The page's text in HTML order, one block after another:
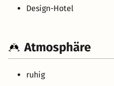
Design-Hotel
Atmosphäre
ruhig